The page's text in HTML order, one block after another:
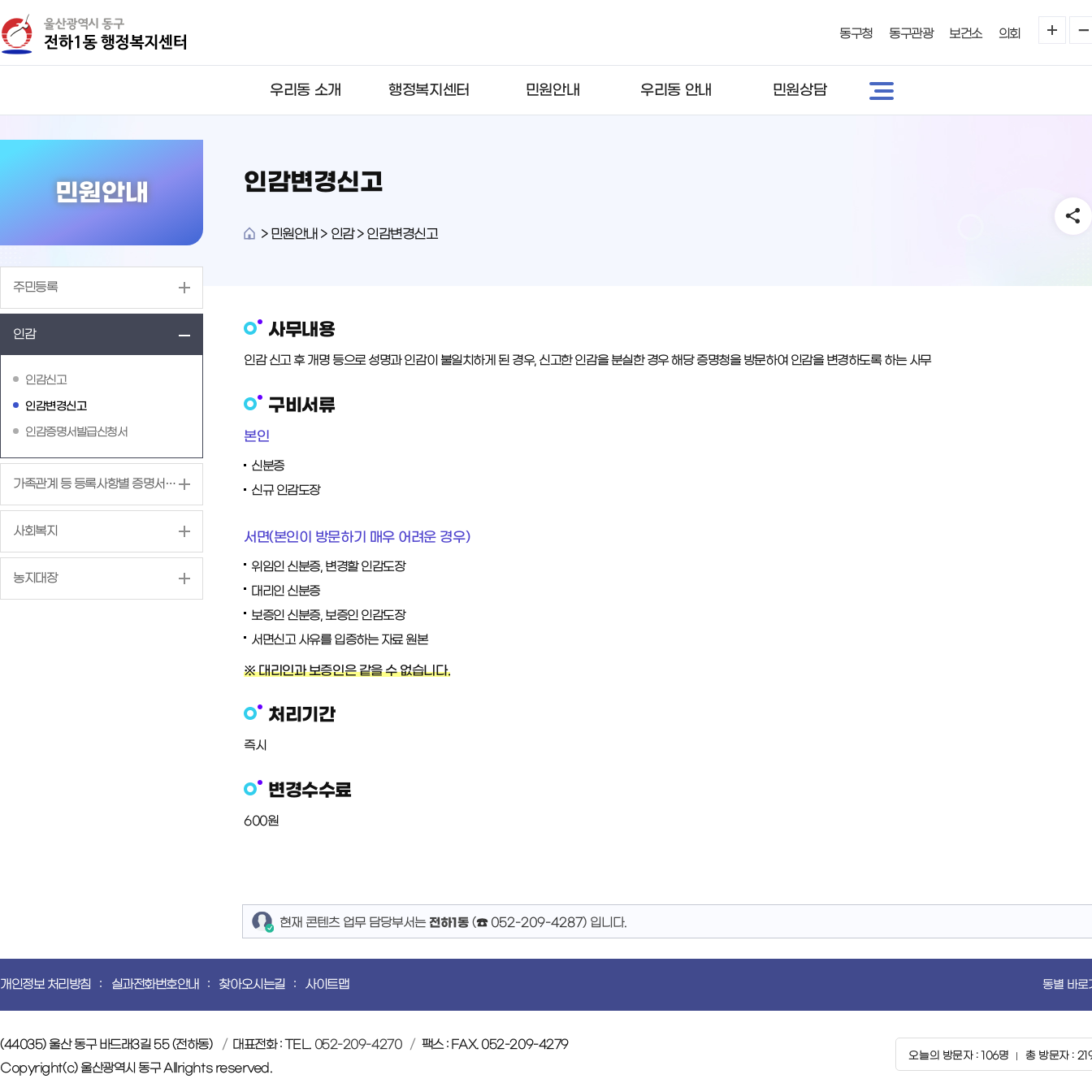
바
로
가
로
가
기
동구청 동구관광 보건소 의회
우리동 소개 행정복지센터 민원안내 우리동 안내 민원상담
민원안내
주민등록
인감
인감신고
인감변경신고
인감증명서발급신청서
가족관계 등 등록사항별 증명서 발급
사회복지
농지대장
인감변경신고
>민원안내 > 인감 > 인감변경신고
사무내용
인감 신고 후 개명 등으로 성명과 인감이 불일치하게 된 경우, 신고한 인감을 분실한 경우 해당 증명청을 방문하여 인감을 변경하도록 하는 사무
구비서류
본인
신분증
신규 인감도장
서면(본인이 방문하기 매우 어려운 경우)
위임인 신분증, 변경할 인감도장
대리인 신분증
보증인 신분증, 보증인 인감도장
서면신고 사유를 입증하는 자료 원본
※ 대리인과 보증인은 같을 수 없습니다.
처리기간
즉시
변경수수료
600원
현재 콘텐츠 업무 담당부서는 전하1동 (☎ 052-209-4287) 입니다.
개인정보 처리방침 실과전화번호안내 찾아오시는길 사이트맵 동별 바로
(44035) 울산 동구 바드래3길 55 (전하동) 대표전화 : TEL. 052-209-4270
팩스 : FAX. 052-209-4279
Copyright(c) 울산광역시 동구 Allrights reserved.
오늘의 방문자 : 106명 총 방문자 :